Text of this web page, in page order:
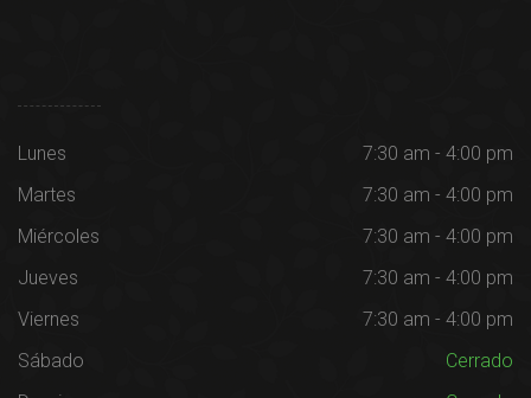
Lunes
7:30 am - 4:00 pm
Martes
7:30 am - 4:00 pm
Miércoles
7:30 am - 4:00 pm
Jueves
7:30 am - 4:00 pm
Viernes
7:30 am - 4:00 pm
Sábado
Cerrado